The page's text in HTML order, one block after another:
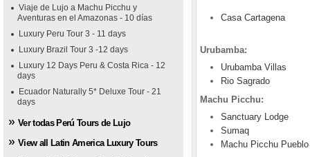
Viaje de Lujo a Machu Picchu y
Aventuras en el Amazonas - 10 días
Luxury Peru Tour 3 - 11 days
Luxury Brazil Tour 3 -12 days
Luxury 12 Days Peru & Costa Rica - 12
days
Ecuador Naturally 5* Deluxe Tour - 21
days
Ver todas Perú Tours de Lujo
View all Latin America Luxury Tours
Casa Cartagena
Urubamba:
Urubamba Villas
Rio Sagrado
Machu Picchu:
Sanctuary Lodge
Sumaq
Machu Picchu